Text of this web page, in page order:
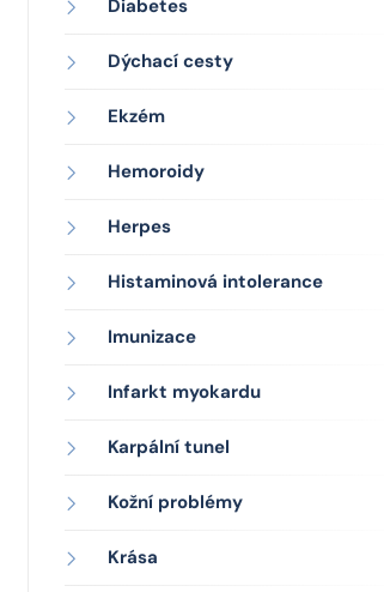
Diabetes
Dýchací cesty
Ekzém
Hemoroidy
Herpes
Histaminová intolerance
Imunizace
Infarkt myokardu
Karpální tunel
Kožní problémy
Krása